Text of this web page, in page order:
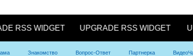
Знакомство Вопрос-Ответ Партнерка